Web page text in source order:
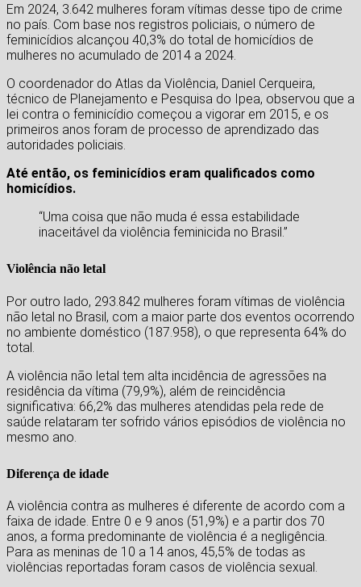
Em 2024, 3.642 mulheres foram vítimas desse tipo de crime
no país. Com base nos registros policiais, o número de
feminicídios alcançou 40,3% do total de homicídios de
mulheres no acumulado de 2014 a 2024.
O coordenador do Atlas da Violência, Daniel Cerqueira,
técnico de Planejamento e Pesquisa do Ipea, observou que a
lei contra o feminicídio começou a vigorar em 2015, e os
primeiros anos foram de processo de aprendizado das
autoridades policiais.
Até então, os feminicídios eram qualificados como
homicídios.
“Uma coisa que não muda é essa estabilidade
inaceitável da violência feminicida no Brasil.”
Violência não letal
Por outro lado, 293.842 mulheres foram vítimas de violência
não letal no Brasil, com a maior parte dos eventos ocorrendo
no ambiente doméstico (187.958), o que representa 64% do
total.
A violência não letal tem alta incidência de agressões na
residência da vítima (79,9%), além de reincidência
significativa: 66,2% das mulheres atendidas pela rede de
saúde relataram ter sofrido vários episódios de violência no
mesmo ano.
Diferença de idade
A violência contra as mulheres é diferente de acordo com a
faixa de idade. Entre 0 e 9 anos (51,9%) e a partir dos 70
anos, a forma predominante de violência é a negligência.
Para as meninas de 10 a 14 anos, 45,5% de todas as
violências reportadas foram casos de violência sexual.